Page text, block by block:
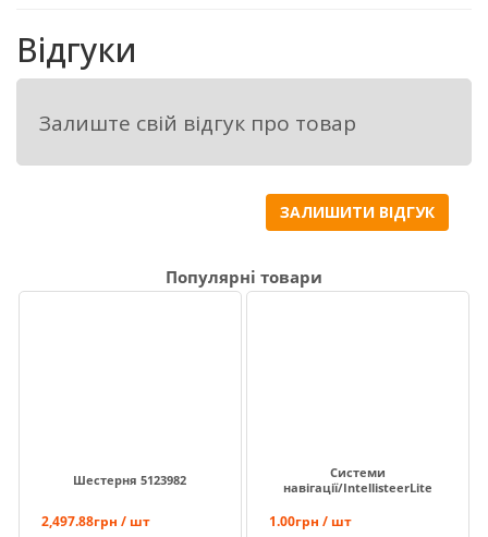
Відгуки
Залиште свій відгук про товар
ЗАЛИШИТИ ВІДГУК
Популярні товари
Шестерня 5123982
2,497.88грн / шт
Системи
навігації/IntellisteerLite
1.00грн / шт